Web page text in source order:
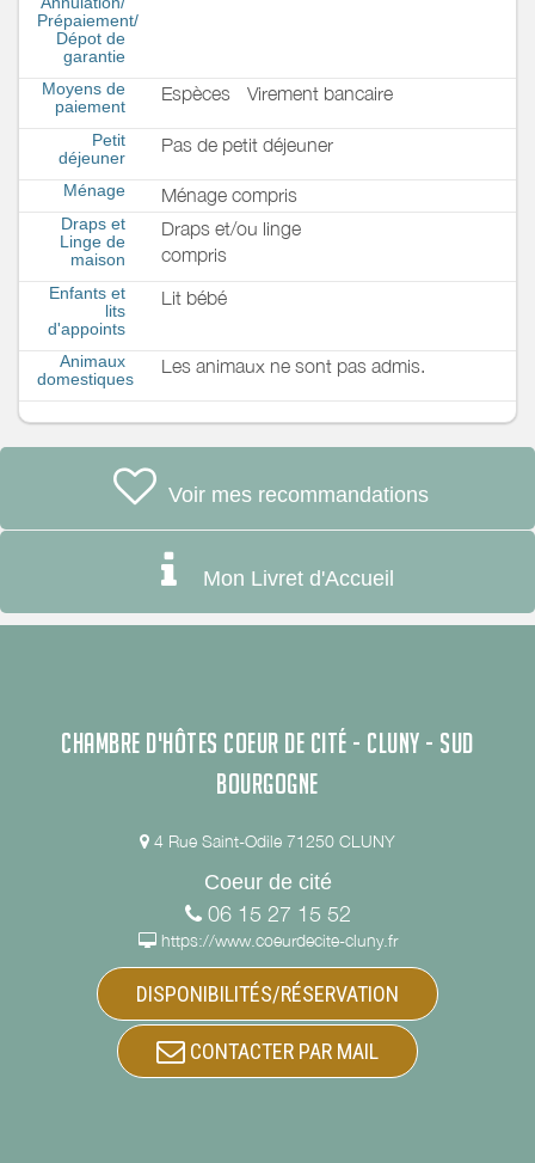
Prépaiement/
Dépot de
garantie
Moyens de
paiement
Espèces Virement bancaire
Petit
déjeuner
Pas de petit déjeuner
Ménage Ménage compris
Draps et
Linge de
maison
Draps et/ou linge
compris
Enfants et
lits
d'appoints
Lit bébé
Animaux
domestiques
Les animaux ne sont pas admis.
Voir mes recommandations
Mon Livret d'Accueil
CHAMBRE D'HÔTES COEUR DE CITÉ - CLUNY - SUD
BOURGOGNE
4 Rue Saint-Odile 71250 CLUNY
Coeur de cité
06 15 27 15 52
https://www.coeurdecite-cluny.fr
DISPONIBILITÉS/RÉSERVATION
CONTACTER PAR MAIL